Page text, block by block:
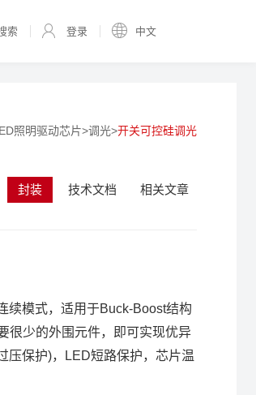
索 登录 中文
照明驱动芯片>调光>开关可控硅调光
封装 技术文档 相关文章
续模式，适用于Buck-Boost结构
很少的外围元件，即可实现优异
压保护)，LED短路保护，芯片温